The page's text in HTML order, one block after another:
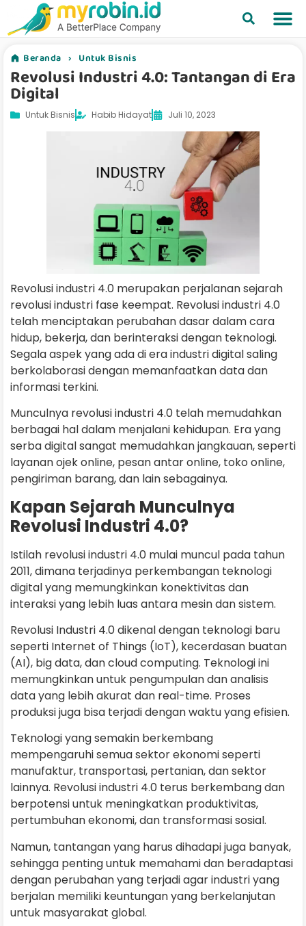
Beranda › Untuk Bisnis
Revolusi Industri 4.0: Tantangan di Era
Digital
Untuk Bisnis Habib Hidayat Juli 10, 2023
Revolusi industri 4.0 merupakan perjalanan sejarah
revolusi industri fase keempat. Revolusi industri 4.0
telah menciptakan perubahan dasar dalam cara
hidup, bekerja, dan berinteraksi dengan teknologi.
Segala aspek yang ada di era industri digital saling
berkolaborasi dengan memanfaatkan data dan
informasi terkini.
Munculnya revolusi industri 4.0 telah memudahkan
berbagai hal dalam menjalani kehidupan. Era yang
serba digital sangat memudahkan jangkauan, seperti
layanan ojek online, pesan antar online, toko online,
pengiriman barang, dan lain sebagainya.
Kapan Sejarah Munculnya
Revolusi Industri 4.0?
Istilah revolusi industri 4.0 mulai muncul pada tahun
2011, dimana terjadinya perkembangan teknologi
digital yang memungkinkan konektivitas dan
interaksi yang lebih luas antara mesin dan sistem.
Revolusi Industri 4.0 dikenal dengan teknologi baru
seperti Internet of Things (IoT), kecerdasan buatan
(AI), big data, dan cloud computing. Teknologi ini
memungkinkan untuk pengumpulan dan analisis
data yang lebih akurat dan real-time. Proses
produksi juga bisa terjadi dengan waktu yang efisien.
Teknologi yang semakin berkembang
mempengaruhi semua sektor ekonomi seperti
manufaktur, transportasi, pertanian, dan sektor
lainnya. Revolusi industri 4.0 terus berkembang dan
berpotensi untuk meningkatkan produktivitas,
pertumbuhan ekonomi, dan transformasi sosial.
Namun, tantangan yang harus dihadapi juga banyak,
sehingga penting untuk memahami dan beradaptasi
dengan perubahan yang terjadi agar industri yang
berjalan memiliki keuntungan yang berkelanjutan
untuk masyarakat global.